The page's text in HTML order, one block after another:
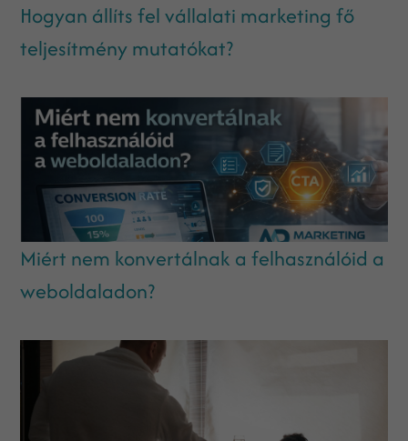
Hogyan állíts fel vállalati marketing fő
teljesítmény mutatókat?
Miért nem konvertálnak a felhasználóid a
weboldaladon?